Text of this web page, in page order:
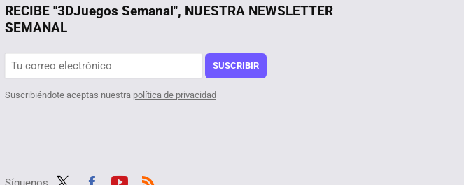
RECIBE "3DJuegos Semanal", NUESTRA NEWSLETTER
SEMANAL
SUSCRIBIR
Suscribiéndote aceptas nuestra política de privacidad